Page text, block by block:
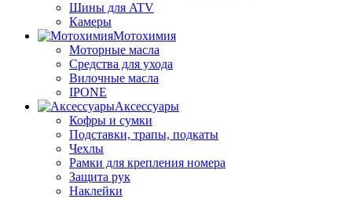
Шины для ATV
Камеры
Мотохимия
Моторные масла
Средства для ухода
Вилочные масла
IPONE
Аксессуары
Кофры и сумки
Подставки, трапы, подкаты
Чехлы
Рамки для крепления номера
Защита рук
Наклейки